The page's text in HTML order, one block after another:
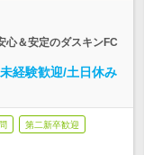
＆安定のダスキンFC
経験歓迎/土日休み
第二新卒歓迎